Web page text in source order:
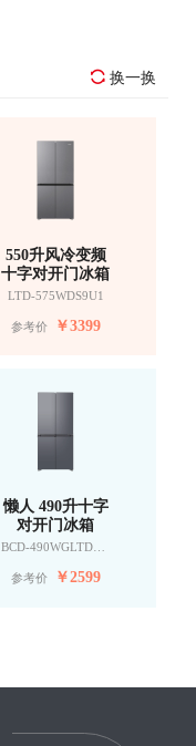
换一换
550升风冷变频
十字对开门冰箱
LTD-575WDS9U1
参考价 ￥3399
懒人 490升十字
对开门冰箱
BCD-490WGLTDD9G9U1
参考价 ￥2599